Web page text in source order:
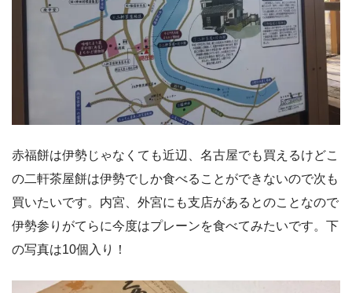
赤福餅は伊勢じゃなくても近辺、名古屋でも買えるけどこ
の二軒茶屋餅は伊勢でしか食べることができないので次も
買いたいです。内宮、外宮にも支店があるとのことなので
伊勢参りがてらに今度はプレーンを食べてみたいです。下
の写真は10個入り！